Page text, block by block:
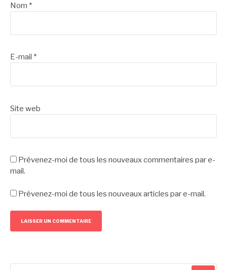
Nom *
E-mail *
Site web
Prévenez-moi de tous les nouveaux commentaires par e-
mail.
Prévenez-moi de tous les nouveaux articles par e-mail.